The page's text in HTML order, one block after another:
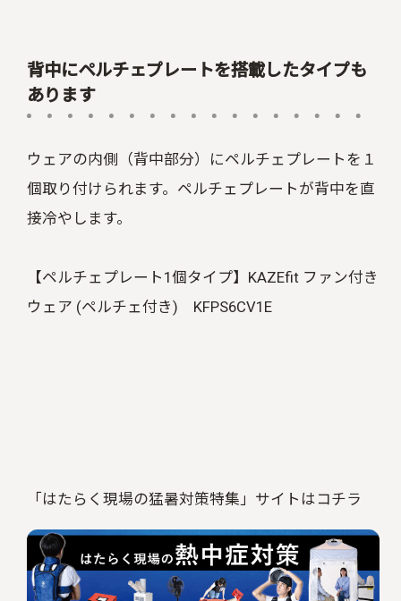
背中にペルチェプレートを搭載したタイプも
あります
ウェアの内側（背中部分）にペルチェプレートを１
個取り付けられます。ペルチェプレートが背中を直
接冷やします。
【ペルチェプレート1個タイプ】KAZEfit ファン付き
ウェア (ペルチェ付き) KFPS6CV1E
「はたらく現場の猛暑対策特集」サイトはコチラ